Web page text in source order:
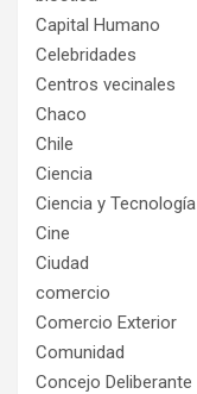
Capital Humano
Celebridades
Centros vecinales
Chaco
Chile
Ciencia
Ciencia y Tecnología
Cine
Ciudad
comercio
Comercio Exterior
Comunidad
Concejo Deliberante